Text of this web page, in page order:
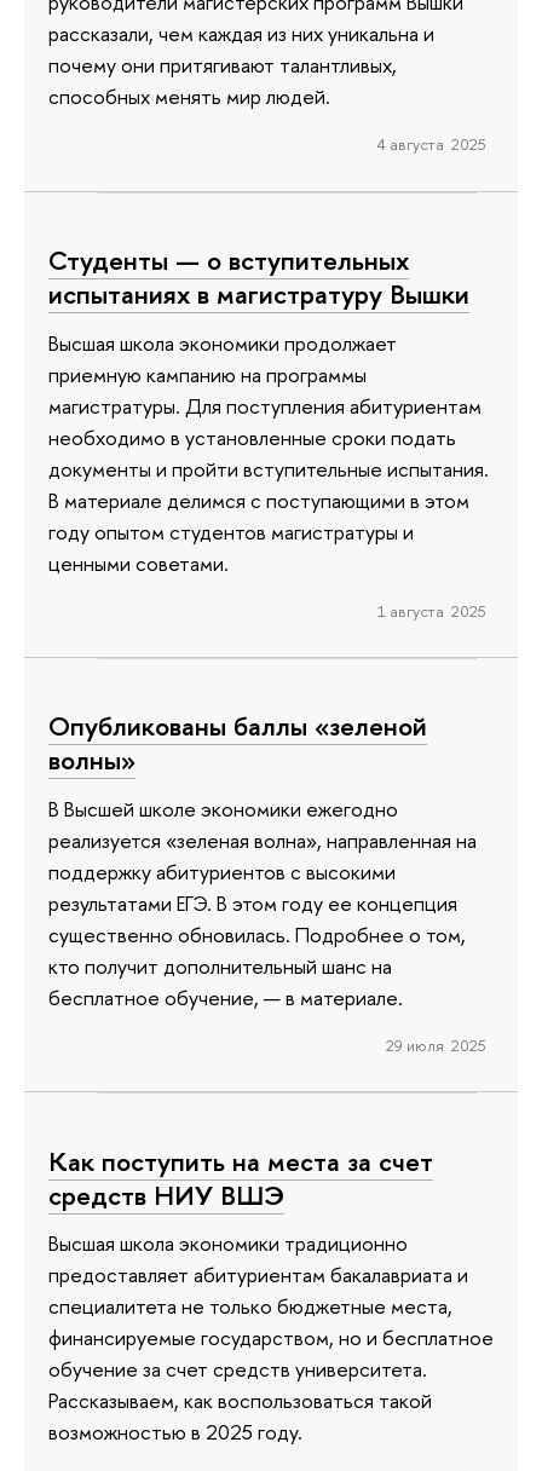
рассказали, чем каждая из них уникальна и
почему они притягивают талантливых,
способных менять мир людей.
4 августа 2025
Студенты — о вступительных
испытаниях в магистратуру Вышки
Высшая школа экономики продолжает
приемную кампанию на программы
магистратуры. Для поступления абитуриентам
необходимо в установленные сроки подать
документы и пройти вступительные испытания.
В материале делимся с поступающими в этом
году опытом студентов магистратуры и
ценными советами.
1 августа 2025
Опубликованы баллы «зеленой
волны»
В Высшей школе экономики ежегодно
реализуется «зеленая волна», направленная на
поддержку абитуриентов с высокими
результатами ЕГЭ. В этом году ее концепция
существенно обновилась. Подробнее о том,
кто получит дополнительный шанс на
бесплатное обучение, — в материале.
29 июля 2025
Как поступить на места за счет
средств НИУ ВШЭ
Высшая школа экономики традиционно
предоставляет абитуриентам бакалавриата и
специалитета не только бюджетные места,
финансируемые государством, но и бесплатное
обучение за счет средств университета.
Рассказываем, как воспользоваться такой
возможностью в 2025 году.